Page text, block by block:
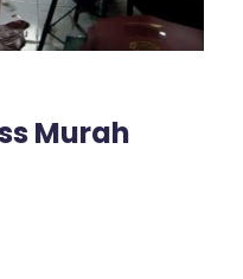
Murah